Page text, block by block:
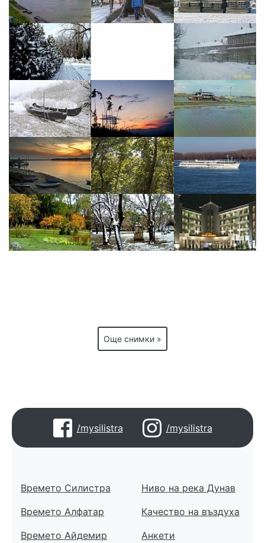
Още снимки »
/mysilistra /mysilistra
Времето Силистра
Времето Алфатар
Времето Айдемир
Ниво на река Дунав
Качество на въздуха
Анкети